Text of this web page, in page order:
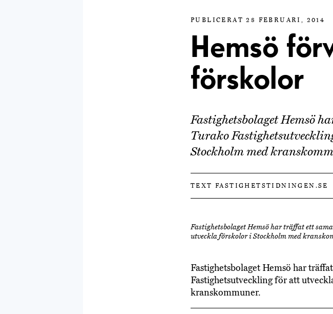
PUBLICERAT 28 FEBRUARI, 2014
Hemsö
förskolor
Fastighetsbolaget Hemsö
Turako
Stockholm med
TEXT FASTIGHETSTIDNINGEN.SE
Fastighetsbolaget Hemsö har träffat ett
utveckla förskolor i Stockholm med
Fastighetsbolaget Hemsö har
Fastighetsutveckling för att
kranskommuner.